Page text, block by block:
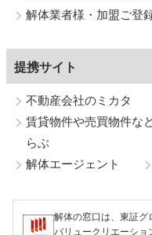
解体業者様・加盟ご登
提携サイト
不動産会社のミカタ
賃貸物件や売買物件な
らぶ
解体エージェント
解体の窓口は、東証グ
バリュークリエーショ